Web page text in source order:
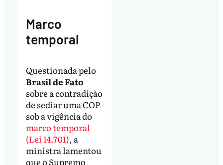
Marco
temporal
Questionada pelo
Brasil de Fato
sobre a contradição
de sediar uma COP
sob a vigência do
marco temporal
(Lei 14.701), a
ministra lamentou
que o Supremo